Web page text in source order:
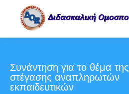
Συνάντηση για το θέμα της
στέγασης αναπληρωτών
εκπαιδευτικών